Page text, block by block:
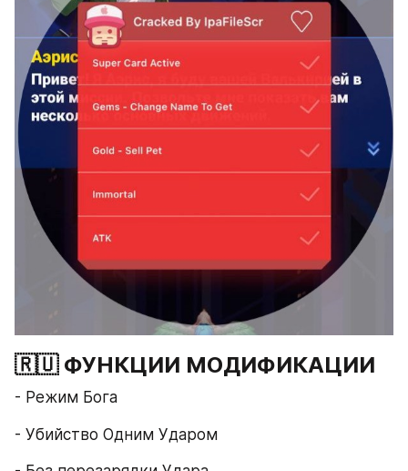
🇷🇺 ФУНКЦИИ МОДИФИКАЦИИ
- Режим Бога
- Убийство Одним Ударом